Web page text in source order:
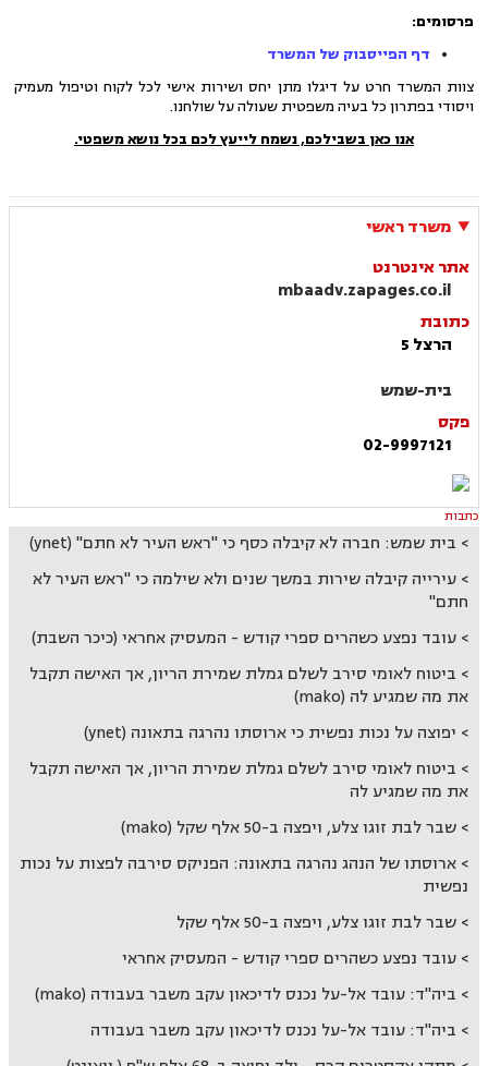
פרסומים:
דף הפייסבוק של המשרד
צוות המשרד חרט על דיגלו מתן יחס ושירות אישי לכל לקוח וטיפול מעמיק
ויסודי בפתרון כל בעיה משפטית שעולה על שולחנו.
אנו כאן בשבילכם, נשמח לייעץ לכם בכל נושא משפטי.
משרד ראשי
אתר אינטרנט
mbaadv.zapages.co.il
כתובת
הרצל 5
בית-שמש
פקס
02-9997121
כתבות
בית שמש: חברה לא קיבלה כסף כי "ראש העיר לא חתם" (ynet)
עירייה קיבלה שירות במשך שנים ולא שילמה כי "ראש העיר לא
חתם"
עובד נפצע כשהרים ספרי קודש - המעסיק אחראי (כיכר השבת)
ביטוח לאומי סירב לשלם גמלת שמירת הריון, אך האישה תקבל
את מה שמגיע לה (mako)
יפוצה על נכות נפשית כי ארוסתו נהרגה בתאונה (ynet)
ביטוח לאומי סירב לשלם גמלת שמירת הריון, אך האישה תקבל
את מה שמגיע לה
שבר לבת זוגו צלע, ויפצה ב-50 אלף שקל (mako)
ארוסתו של הנהג נהרגה בתאונה: הפניקס סירבה לפצות על נכות
נפשית
שבר לבת זוגו צלע, ויפצה ב-50 אלף שקל
עובד נפצע כשהרים ספרי קודש - המעסיק אחראי
ביה"ד: עובד אל-על נכנס לדיכאון עקב משבר בעבודה (mako)
ביה"ד: עובד אל-על נכנס לדיכאון עקב משבר בעבודה